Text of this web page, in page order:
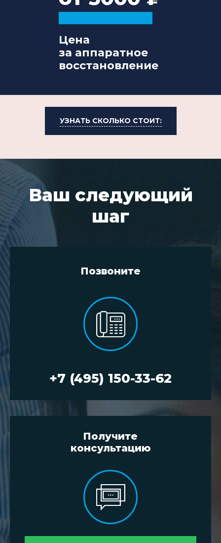
Цена
за аппаратное
восстановление
УЗНАТЬ СКОЛЬКО СТОИТ:
Ваш следующий
шаг
Позвоните
+7 (495) 150-33-62
Получите
консультацию